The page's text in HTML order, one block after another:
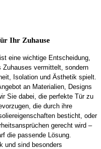
Ihr Zuhause
eine wichtige Entscheidung,
vermittelt, sondern
Isolation und Ästhetik spielt.
an Materialien, Designs
Sie dabei, die perfekte Tür zu
die durch ihre
besticht, oder
gerecht wird –
die passende Lösung.
und sind besonders